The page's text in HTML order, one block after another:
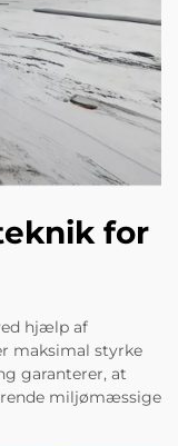
for
hjælp af
maksimal styrke
garanterer, at
miljømæssige